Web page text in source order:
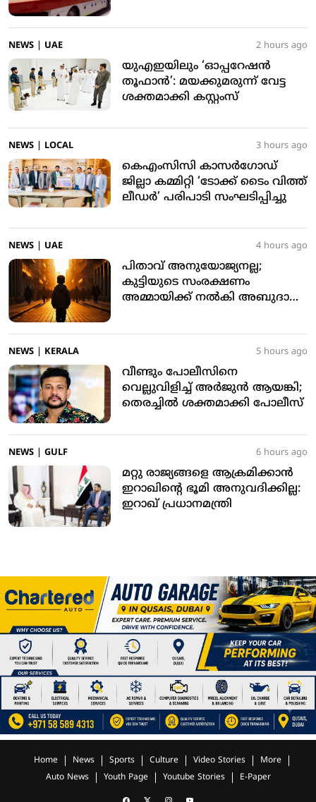
NEWS UAE 2 hours ago
യുഎഇയിലും ‘ഓപ്പറേഷന്‍
തൂഫാന്‍’: മയക്കുമരുന്ന് വേട്ട
ശക്തമാക്കി കസ്റ്റംസ്
NEWS LOCAL 3 hours ago
കെഎംസിസി കാസര്‍ഗോഡ്
ജില്ലാ കമ്മിറ്റി ‘ടോക്ക് ടൈം വിത്ത്
ലീഡര്‍’ പരിപാടി സംഘടിപ്പിച്ചു
NEWS UAE 4 hours ago
പിതാവ് അനുയോജ്യനല്ല;
കുട്ടിയുടെ സംരക്ഷണം
അമ്മായിക്ക് നല്‍കി അബുദാബി
NEWS KERALA 5 hours ago
വീണ്ടും പോലീസിനെ
വെല്ലുവിളിച്ച് അര്‍ജുന്‍ ആയങ്കി;
തെരച്ചില്‍ ശക്തമാക്കി പോലീസ്
NEWS GULF 6 hours ago
മറ്റു രാജ്യങ്ങളെ ആക്രമിക്കാന്‍
ഇറാഖിന്റെ ഭൂമി അനുവദിക്കില്ല:
ഇറാഖ് പ്രധാനമന്ത്രി
Home News Sports Culture Video Stories
More
Auto News
Youth Page Youtube Stories E-Paper